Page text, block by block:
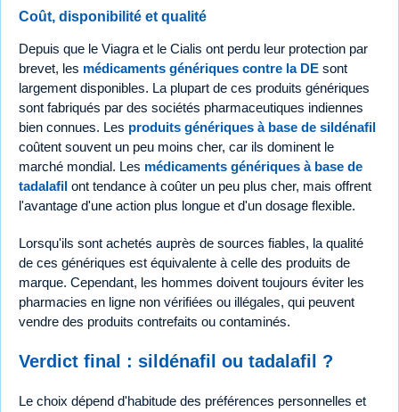
Coût, disponibilité et qualité
Depuis que le Viagra et le Cialis ont perdu leur protection par
brevet, les médicaments génériques contre la DE sont
largement disponibles. La plupart de ces produits génériques
sont fabriqués par des sociétés pharmaceutiques indiennes
bien connues. Les produits génériques à base de sildénafil
coûtent souvent un peu moins cher, car ils dominent le
marché mondial. Les médicaments génériques à base de
tadalafil ont tendance à coûter un peu plus cher, mais offrent
l'avantage d'une action plus longue et d'un dosage flexible.
Lorsqu'ils sont achetés auprès de sources fiables, la qualité
de ces génériques est équivalente à celle des produits de
marque. Cependant, les hommes doivent toujours éviter les
pharmacies en ligne non vérifiées ou illégales, qui peuvent
vendre des produits contrefaits ou contaminés.
Verdict final : sildénafil ou tadalafil ?
Le choix dépend d'habitude des préférences personnelles et